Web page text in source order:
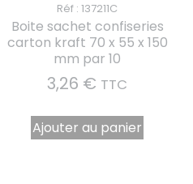
Réf : 137211C
Boite sachet confiseries
carton kraft 70 x 55 x 150
mm par 10
3,26 € TTC
Ajouter au panier